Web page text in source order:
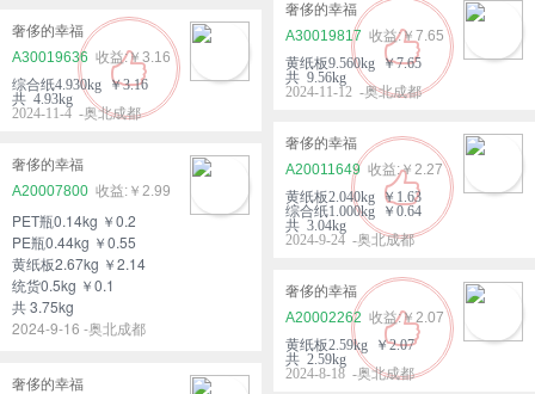
奢侈的幸福
A30019817
￥7.65
黄纸板9.560kg ￥7.65
共 9.56kg
2024-11-12 -奥北成都
奢侈的幸福
A30019636
￥3.16
综合纸4.930kg ￥3.16
共 4.93kg
2024-11-4 -奥北成都
奢侈的幸福
A20011649
￥2.27
黄纸板2.040kg ￥1.63
综合纸1.000kg ￥0.64
共 3.04kg
2024-9-24 -奥北成都
奢侈的幸福
A20007800
￥2.99
PET瓶0.14kg ￥0.2
PE瓶0.44kg ￥0.55
黄纸板2.67kg ￥2.14
统货0.5kg ￥0.1
共 3.75kg
2024-9-16 -奥北成都
奢侈的幸福
A20002262
￥2.07
黄纸板2.59kg ￥2.07
共 2.59kg
2024-8-18 -奥北成都
奢侈的幸福